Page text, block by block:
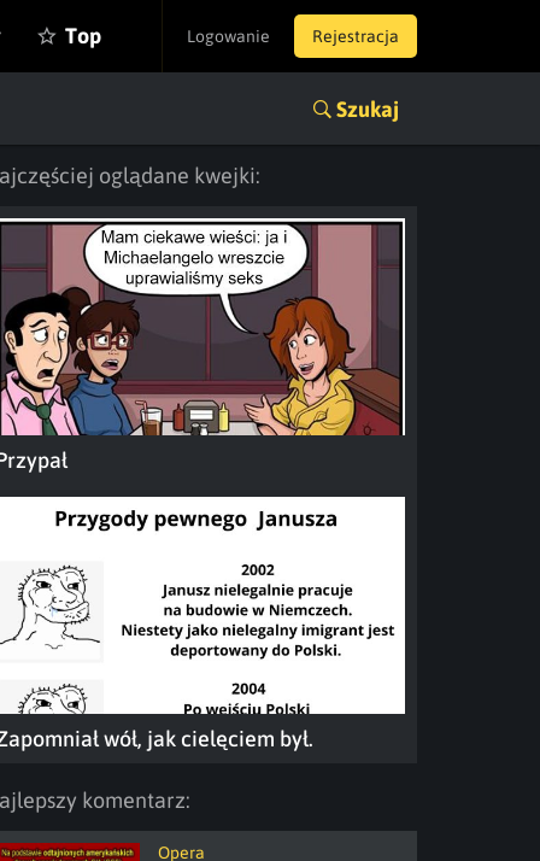
Logowanie Rejestracja
Top
Szukaj
oglądane kwejki:
wół, jak cielęciem był.
komentarz:
Opera